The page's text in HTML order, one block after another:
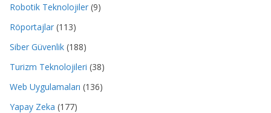
Robotik Teknolojiler (9)
Röportajlar (113)
Siber Güvenlik (188)
Turizm Teknolojileri (38)
Web Uygulamaları (136)
Yapay Zeka (177)